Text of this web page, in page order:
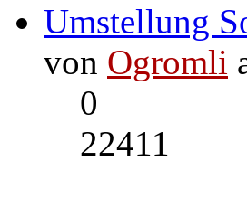
Umstellung
von Ogromli
0
22411